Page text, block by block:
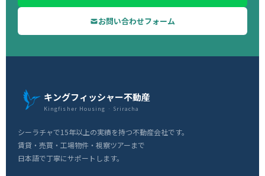
お問い合わせフォーム
キングフィッシャー不動産
Kingfisher Housing · Sriracha
シーラチャで15年以上の実績を持つ不動産会社です。
賃貸・売買・工場物件・視察ツアーまで
日本語で丁寧にサポートします。